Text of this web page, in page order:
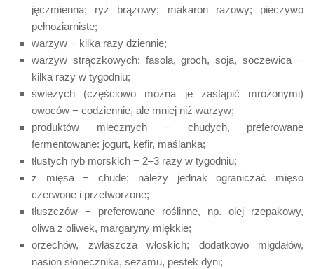
jęczmienna; ryż brązowy; makaron razowy; pieczywo
pełnoziarniste;
warzyw − kilka razy dziennie;
warzyw strączkowych: fasola, groch, soja, soczewica −
kilka razy w tygodniu;
świeżych (częściowo można je zastąpić mrożonymi)
owoców − codziennie, ale mniej niż warzyw;
produktów mlecznych − chudych, preferowane
fermentowane: jogurt, kefir, maślanka;
tłustych ryb morskich − 2–3 razy w tygodniu;
z mięsa − chude; należy jednak ograniczać mięso
czerwone i przetworzone;
tłuszczów − preferowane roślinne, np. olej rzepakowy,
oliwa z oliwek, margaryny miękkie;
orzechów, zwłaszcza włoskich; dodatkowo migdałów,
nasion słonecznika, sezamu, pestek dyni;